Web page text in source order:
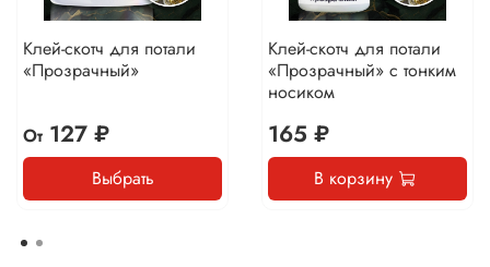
Клей-скотч для потали
«Прозрачный»
От127 ₽
Выбрать
Клей-скотч для потали
«Прозрачный» с тонким
носиком
165 ₽
В корзину